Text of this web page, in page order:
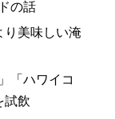
の話
り美味しい淹
「ハワイコ
試飲